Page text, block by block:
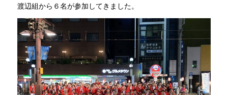
渡辺組から６名が参加してきました。